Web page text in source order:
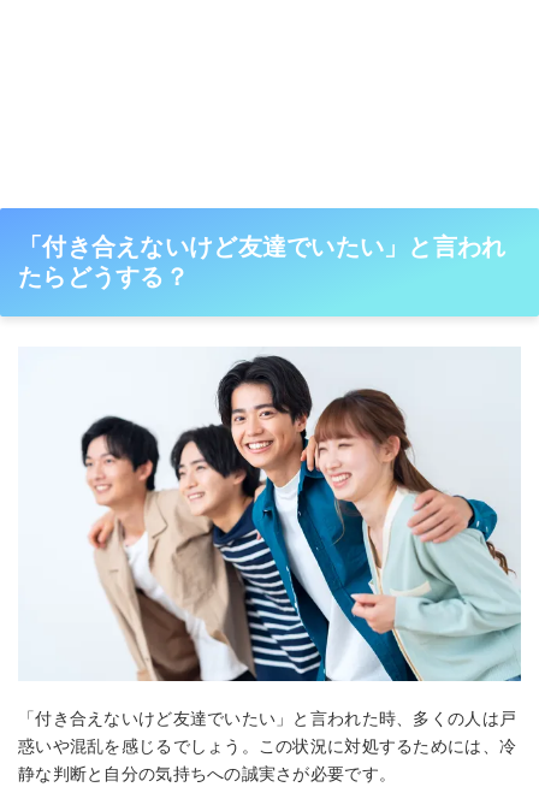
「付き合えないけど友達でいたい」と言われ
たらどうする？
「付き合えないけど友達でいたい」と言われた時、多くの人は戸
惑いや混乱を感じるでしょう。この状況に対処するためには、冷
静な判断と自分の気持ちへの誠実さが必要です。